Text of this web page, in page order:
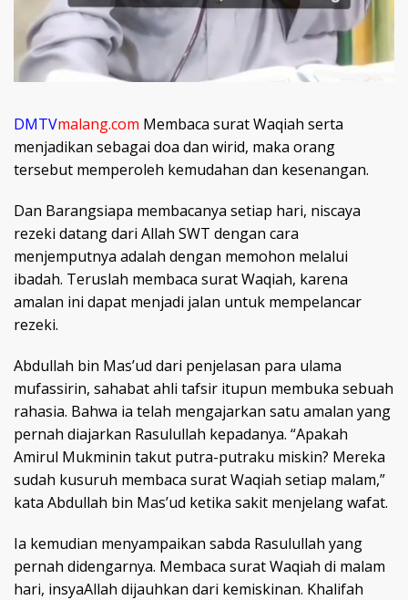
DMTVmalang.com Membaca surat Waqiah serta
menjadikan sebagai doa dan wirid, maka orang
tersebut memperoleh kemudahan dan kesenangan.
Dan Barangsiapa membacanya setiap hari, niscaya
rezeki datang dari Allah SWT dengan cara
menjemputnya adalah dengan memohon melalui
ibadah. Teruslah membaca surat Waqiah, karena
amalan ini dapat menjadi jalan untuk mempelancar
rezeki.
Abdullah bin Mas’ud dari penjelasan para ulama
mufassirin, sahabat ahli tafsir itupun membuka sebuah
rahasia. Bahwa ia telah mengajarkan satu amalan yang
pernah diajarkan Rasulullah kepadanya. “Apakah
Amirul Mukminin takut putra-putraku miskin? Mereka
sudah kusuruh membaca surat Waqiah setiap malam,”
kata Abdullah bin Mas’ud ketika sakit menjelang wafat.
Ia kemudian menyampaikan sabda Rasulullah yang
pernah didengarnya. Membaca surat Waqiah di malam
hari, insyaAllah dijauhkan dari kemiskinan. Khalifah